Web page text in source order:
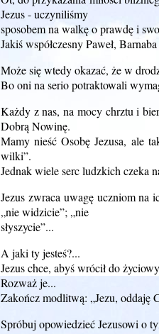
Jezus - uczyniliśmy
sposobem na walkę o prawdę i
Jakiś współczesny Paweł,
Może się wtedy okazać, że w
Bo oni na serio potraktowali
Każdy z nas, na mocy chrztu i
Dobrą Nowinę.
Mamy nieść Osobę Jezusa, ale
wilki”.
Jednak wiele serc ludzkich czeka
Jezus zwraca uwagę uczniom na
„nie widzicie”; „nie
słyszycie”...
A jaki ty jesteś?...
Jezus chce, abyś wrócił do
Rozważ je...
Zakończ modlitwą: „Jezu, oddaję
Spróbuj opowiedzieć Jezusowi o